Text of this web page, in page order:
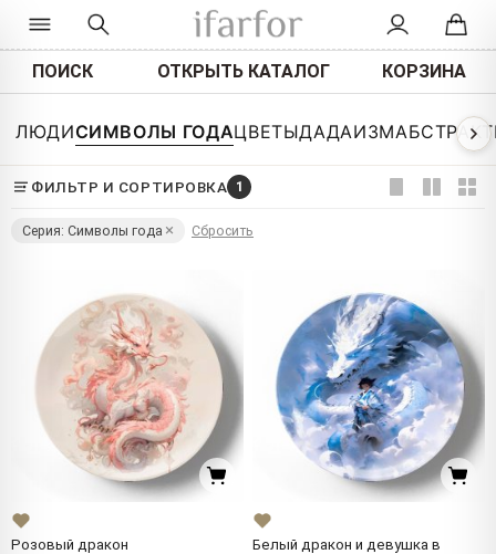
ПОИСК ОТКРЫТЬ КАТАЛОГ КОРЗИНА
ЛЮДИСИМВОЛЫ ГОДАЦВЕТЫДАДАИЗМ
ФИЛЬТР И СОРТИРОВКА 1
Серия: Символы года Сбросить
Розовый дракон
Белый дракон и девушка в